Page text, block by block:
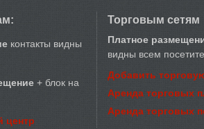
контакты видны
+ блок на
центр
Торговым сетям
Платное
видны всем
Добавить
Аренда торговых
Аренда торговых